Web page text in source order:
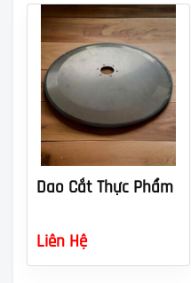
Dao Cắt Thực Phẩm
Liên Hệ